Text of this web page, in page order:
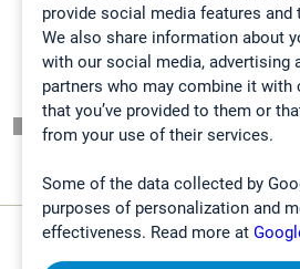
provide social media features and
We also share information about
with our social media, advertising
partners who may combine it
that you’ve provided to them or
from your use of their services.
Some of the data collected by
purposes of personalization and
effectiveness. Read more at
頁面一覽表